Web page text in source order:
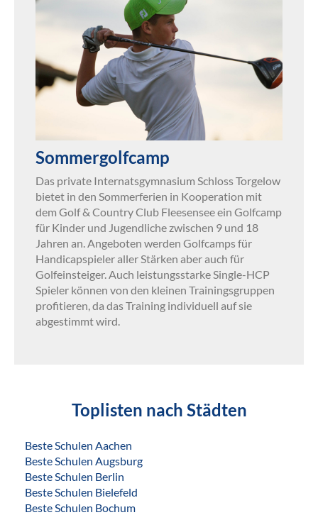
Sommergolfcamp
Das private Internatsgymnasium Schloss Torgelow
bietet in den Sommerferien in Kooperation mit
dem Golf & Country Club Fleesensee ein Golfcamp
für Kinder und Jugendliche zwischen 9 und 18
Jahren an. Angeboten werden Golfcamps für
Handicapspieler aller Stärken aber auch für
Golfeinsteiger. Auch leistungsstarke Single-HCP
Spieler können von den kleinen Trainingsgruppen
profitieren, da das Training individuell auf sie
abgestimmt wird.
Toplisten nach Städten
Beste Schulen Aachen
Beste Schulen Augsburg
Beste Schulen Berlin
Beste Schulen Bielefeld
Beste Schulen Bochum